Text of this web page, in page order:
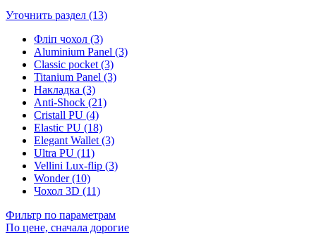
Уточнить раздел (13)
Фліп чохол (3)
Aluminium Panel (3)
Classic pocket (3)
Titanium Panel (3)
Накладка (3)
Anti-Shock (21)
Cristall PU (4)
Elastic PU (18)
Elegant Wallet (3)
Ultra PU (11)
Vellini Lux-flip (3)
Wonder (10)
Чохол 3D (11)
Фильтр по параметрам
По цене, сначала дорогие